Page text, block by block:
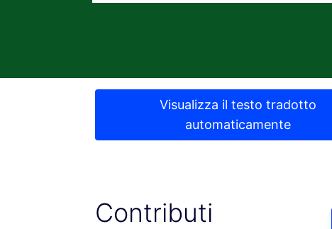
Visualizza il testo tradotto
automaticamente
Contributi